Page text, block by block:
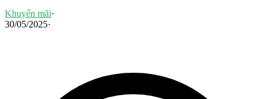
Khuyến mãi·
30/05/2025·